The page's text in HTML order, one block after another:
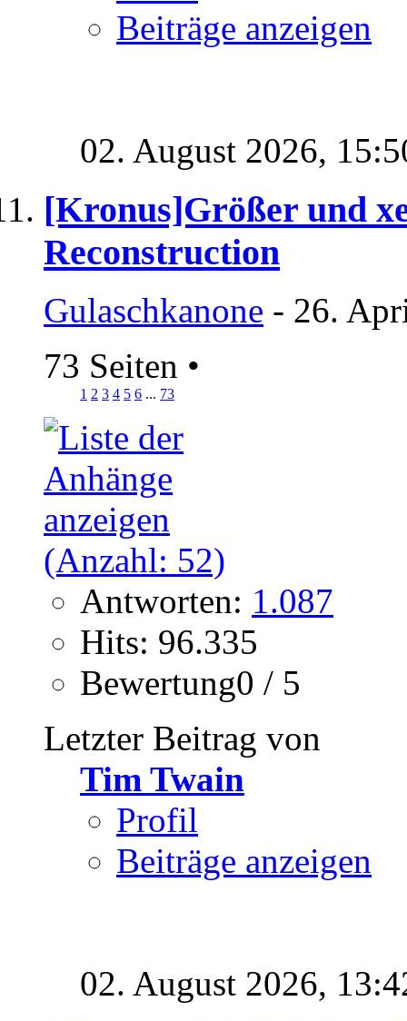
Beiträge anzeigen
02. August 2026,
[Kronus]Größer und
Reconstruction
Gulaschkanone - 26.
73 Seiten •
1 2 3 4 5 6 ... 73
Antworten: 1.087
Hits: 96.335
Bewertung0 / 5
Letzter Beitrag von
Tim Twain
Profil
Beiträge anzeigen
02. August 2026,